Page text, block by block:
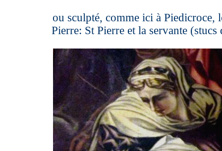
ou sculpté, comme ici à Piedicroce,
Pierre: St Pierre et la servante